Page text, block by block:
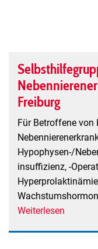
Freiburg
Für Betroffene von
Hypophysen-/
insuffizienz, -
Weiterlesen